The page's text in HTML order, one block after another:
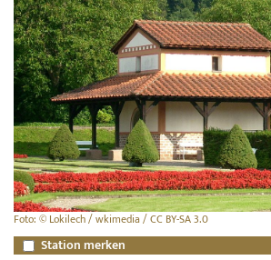
Foto: © Lokilech / wkimedia / CC BY-SA 3.0
Station merken